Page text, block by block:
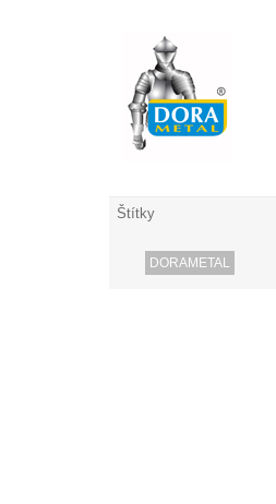
Štítky
DORAMETAL